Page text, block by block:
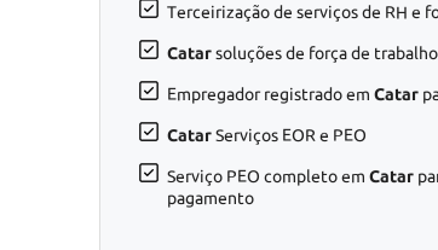
Terceirização de serviços de RH e
Catarsoluções de força de
Empregador registrado em Catar
CatarServiços EOR e PEO
Serviço PEO completo em Catar
pagamento